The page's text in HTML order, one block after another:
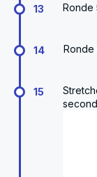
13 Ronde
14 Ronde
15